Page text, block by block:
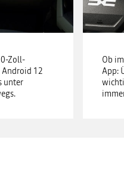
Zoll-
12
unter
Ob
App: